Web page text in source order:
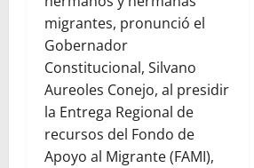
migrantes, pronunció el
Gobernador
Constitucional, Silvano
Aureoles Conejo, al presidir
la Entrega Regional de
recursos del Fondo de
Apoyo al Migrante (FAMI),